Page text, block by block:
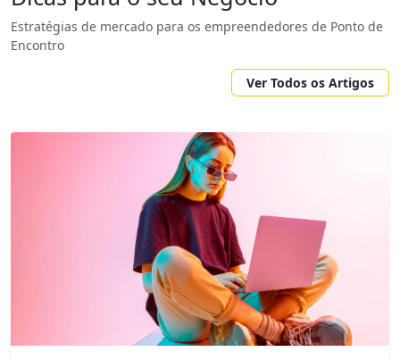
Estratégias de mercado para os empreendedores de Ponto de
Encontro
Ver Todos os Artigos